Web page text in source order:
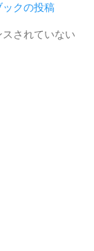
クの投稿
されていない